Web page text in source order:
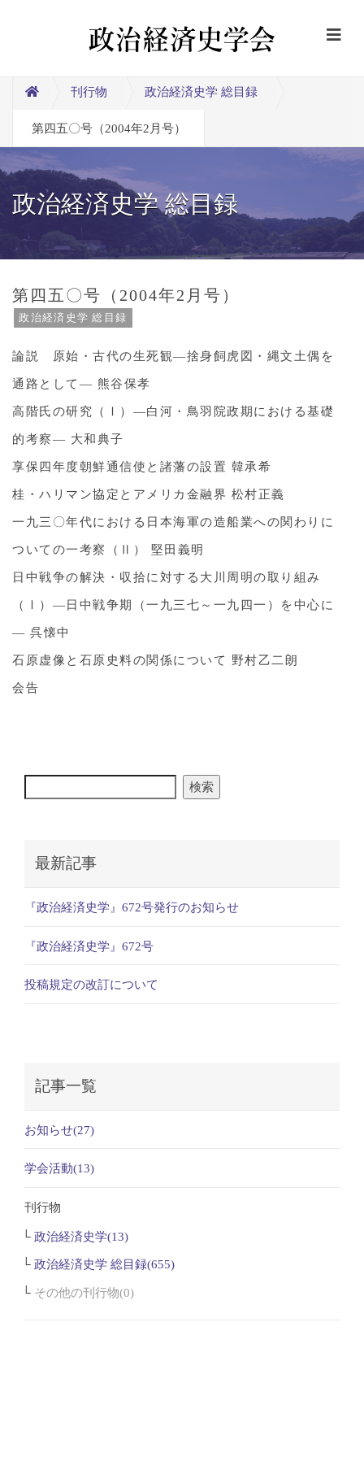
刊行物 政治経済史学 総目録
第四五〇号（2004年2月号）
政治経済史学 総目録
第四五〇号（2004年2月号）
政治経済史学 総目録
論説 原始・古代の生死観―捨身飼虎図・縄文土偶を
通路として― 熊谷保孝
高階氏の研究（Ⅰ）―白河・鳥羽院政期における基礎
的考察― 大和典子
享保四年度朝鮮通信使と諸藩の設置 韓承希
桂・ハリマン協定とアメリカ金融界 松村正義
一九三〇年代における日本海軍の造船業への関わりに
ついての一考察（Ⅱ） 堅田義明
日中戦争の解決・収拾に対する大川周明の取り組み
（Ⅰ）―日中戦争期（一九三七～一九四一）を中心に
― 呉懐中
石原虚像と石原史料の関係について 野村乙二朗
会告
検索
最新記事
『政治経済史学』672号発行のお知らせ
『政治経済史学』672号
投稿規定の改訂について
記事一覧
お知らせ(27)
学会活動(13)
刊行物
政治経済史学(13)
政治経済史学 総目録(655)
その他の刊行物